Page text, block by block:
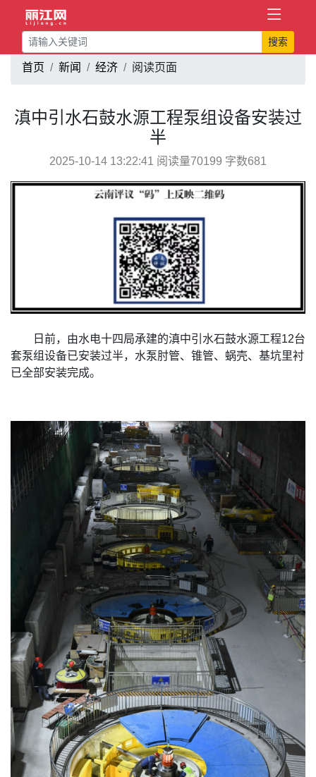
搜索
首页 新闻 经济 阅读页面
滇中引水石鼓水源工程泵组设备安装过
半
2025-10-14 13:22:41 阅读量70199 字数681
日前，由水电十四局承建的滇中引水石鼓水源工程12台
套泵组设备已安装过半，水泵肘管、锥管、蜗壳、基坑里衬
已全部安装完成。